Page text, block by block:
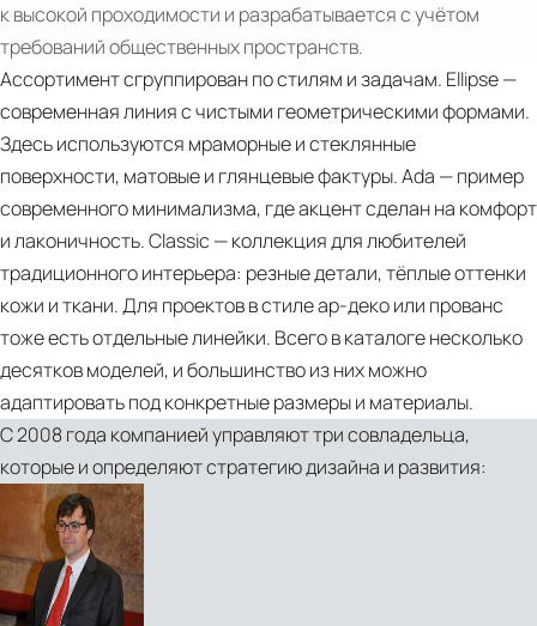
PDF
Catalogue-
Coffee-
Tables-
and-
Side-
Tables-
Sevensedie
к высокой проходимости и разрабатывается с учётом
требований общественных пространств.
Ассортимент сгруппирован по стилям и задачам. Ellipse —
современная линия с чистыми геометрическими формами.
Здесь используются мраморные и стеклянные
поверхности, матовые и глянцевые фактуры. Ada — пример
современного минимализма, где акцент сделан на комфорт
и лаконичность. Classic — коллекция для любителей
традиционного интерьера: резные детали, тёплые оттенки
кожи и ткани. Для проектов в стиле ар-деко или прованс
тоже есть отдельные линейки. Всего в каталоге несколько
десятков моделей, и большинство из них можно
адаптировать под конкретные размеры и материалы.
С 2008 года компанией управляют три совладельца,
которые и определяют стратегию дизайна и развития: